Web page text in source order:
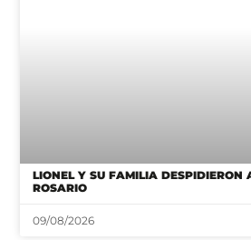
LIONEL Y SU FAMILIA DESPIDIERON
ROSARIO
09/08/2026